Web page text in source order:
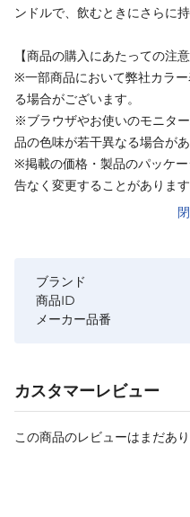
ンドルで、飲むときにさらに
【商品の購入にあたっての注意
※一部商品において弊社カラ
る場合がございます。
※ブラウザやお使いのモニタ
品の色味が若干異なる場合があ
※掲載の価格・製品のパッケ
告なく変更することがありま
ブランド
商品ID
メーカー品番
カスタマーレビュー
この商品のレビューはまだあり